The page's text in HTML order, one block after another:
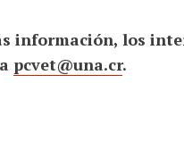
información, los
pcvet@una.cr.